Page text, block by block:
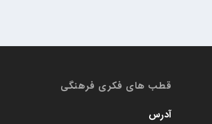
k m p
قطب های فکری فرهنگی
آدرس